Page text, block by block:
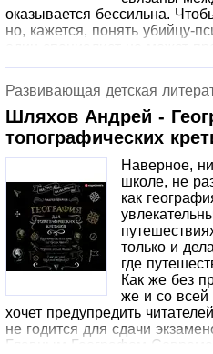
оказывается бессильна.
но, кажется, понять убийцу-
Психиатр сможет поставить
Развивающая детская
Шляхов Андрей -
топографических
Наверное,
школе, не
как
только и
где
Как же без
же и со
хочет предупредить
не годится для сдачи
Главным Географом